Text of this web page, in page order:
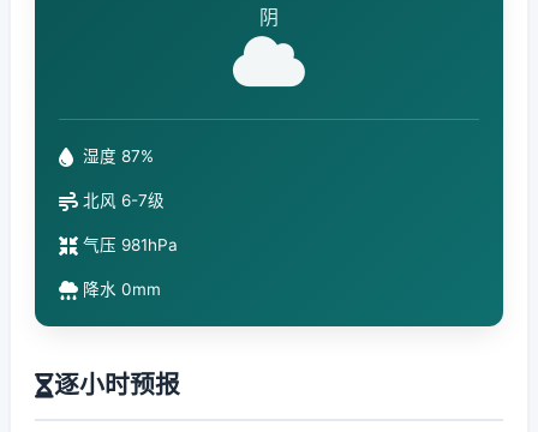
阴
湿度 87%
北风 6-7级
气压 981hPa
降水 0mm
逐小时预报